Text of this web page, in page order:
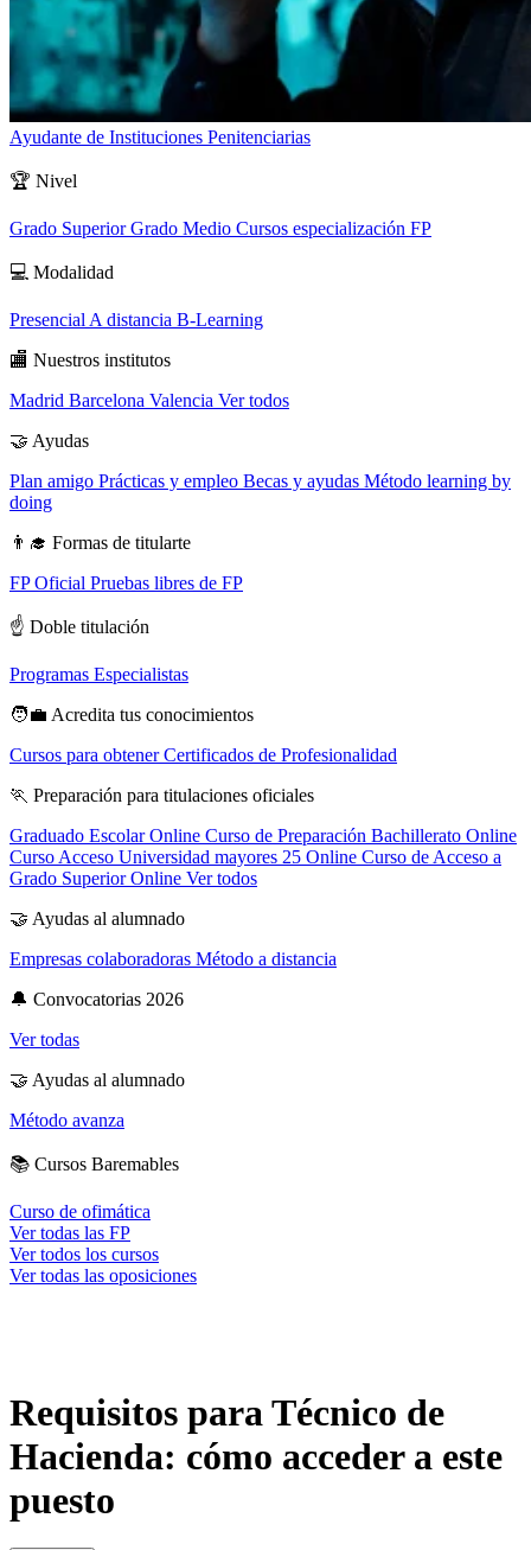
Ayudante de Instituciones Penitenciarias
🏆 Nivel
Grado SuperiorGrado Medio Cursos especialización FP
💻 Modalidad
Presencial A distancia B-Learning
🏬 Nuestros institutos
Madrid Barcelona Valencia Ver todos
🤝 Ayudas
Plan amigo Prácticas y empleo Becas y ayudas Método learning by
doing
👨‍🎓 Formas de titularte
FP Oficial Pruebas libres de FP
☝️ Doble titulación
Programas Especialistas
🧑‍💼 Acredita tus conocimientos
Cursos para obtener Certificados de Profesionalidad
🏃 Preparación para titulaciones oficiales
Graduado Escolar Online Curso de Preparación Bachillerato Online
Curso Acceso Universidad mayores 25 Online Curso de Acceso a
Grado Superior Online Ver todos
🤝 Ayudas al alumnado
Empresas colaboradoras Método a distancia
🔔 Convocatorias 2026
Ver todas
🤝 Ayudas al alumnado
Método avanza
📚 Cursos Baremables
Curso de ofimática
Ver todas las FP
Ver todos los cursos
Ver todas las oposiciones
Requisitos para Técnico de
Hacienda: cómo acceder a este
puesto